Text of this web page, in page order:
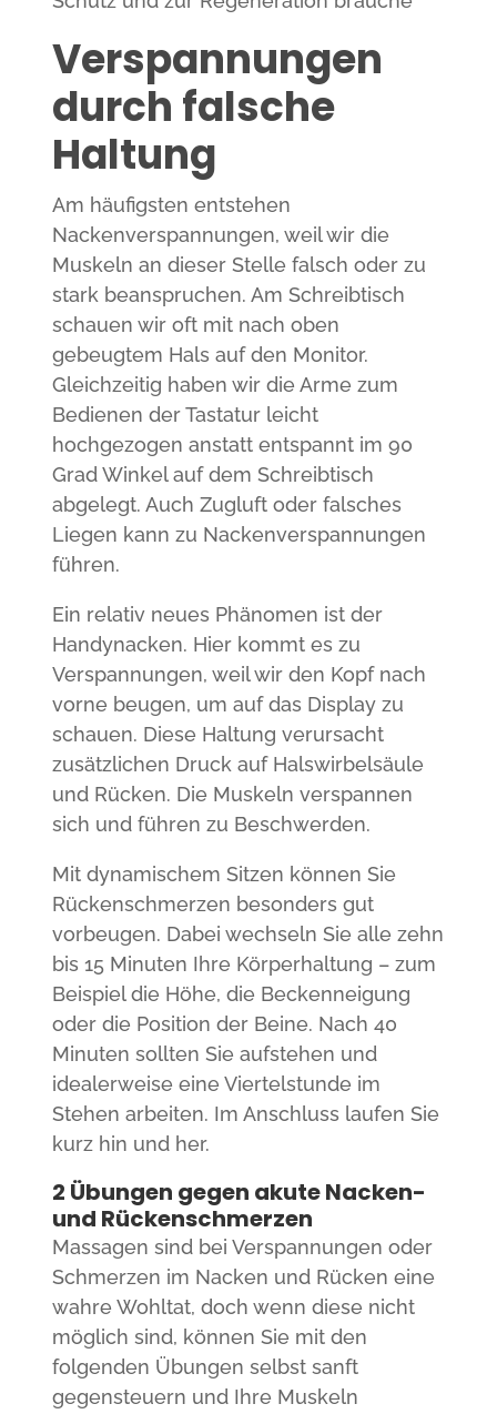
Verspannungen
durch falsche
Haltung
Am häufigsten entstehen
Nackenverspannungen, weil wir die
Muskeln an dieser Stelle falsch oder zu
stark beanspruchen. Am Schreibtisch
schauen wir oft mit nach oben
gebeugtem Hals auf den Monitor.
Gleichzeitig haben wir die Arme zum
Bedienen der Tastatur leicht
hochgezogen anstatt entspannt im 90
Grad Winkel auf dem Schreibtisch
abgelegt. Auch Zugluft oder falsches
Liegen kann zu Nackenverspannungen
führen.
Ein relativ neues Phänomen ist der
Handynacken. Hier kommt es zu
Verspannungen, weil wir den Kopf nach
vorne beugen, um auf das Display zu
schauen. Diese Haltung verursacht
zusätzlichen Druck auf Halswirbelsäule
und Rücken. Die Muskeln verspannen
sich und führen zu Beschwerden.
Mit dynamischem Sitzen können Sie
Rückenschmerzen besonders gut
vorbeugen. Dabei wechseln Sie alle zehn
bis 15 Minuten Ihre Körperhaltung – zum
Beispiel die Höhe, die Beckenneigung
oder die Position der Beine. Nach 40
Minuten sollten Sie aufstehen und
idealerweise eine Viertelstunde im
Stehen arbeiten. Im Anschluss laufen Sie
kurz hin und her.
2 Übungen gegen akute Nacken-
und Rückenschmerzen
Massagen sind bei Verspannungen oder
Schmerzen im Nacken und Rücken eine
wahre Wohltat, doch wenn diese nicht
möglich sind, können Sie mit den
folgenden Übungen selbst sanft
gegensteuern und Ihre Muskeln